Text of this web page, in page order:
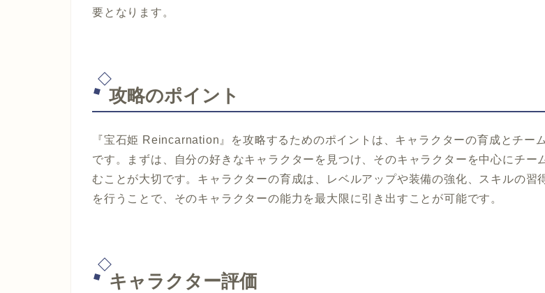
要となります。
攻略のポイント
『宝石姫 Reincarnation』を攻略するためのポイントは、キャラクターの育成とチー
です。まずは、自分の好きなキャラクターを見つけ、そのキャラクターを中心にチー
むことが大切です。キャラクターの育成は、レベルアップや装備の強化、スキルの習
を行うことで、そのキャラクターの能力を最大限に引き出すことが可能です。
キャラクター評価